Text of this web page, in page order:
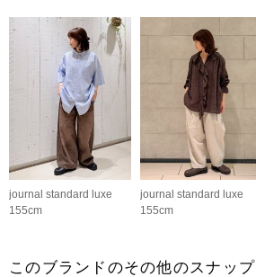
journal standard luxe
155cm
journal standard luxe
155cm
このブランドのその他のスナップ